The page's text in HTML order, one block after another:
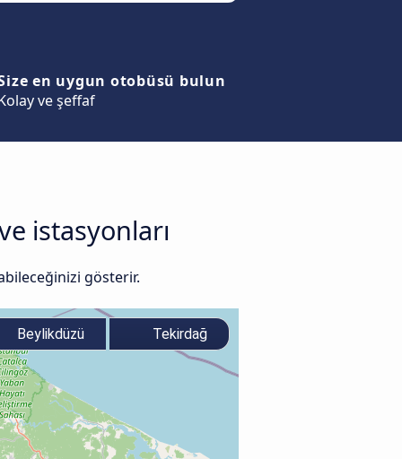
en uygun otobüsü bulun
ve şeffaf
istasyonları
gösterir.
Beylikdüzü Tekirdağ